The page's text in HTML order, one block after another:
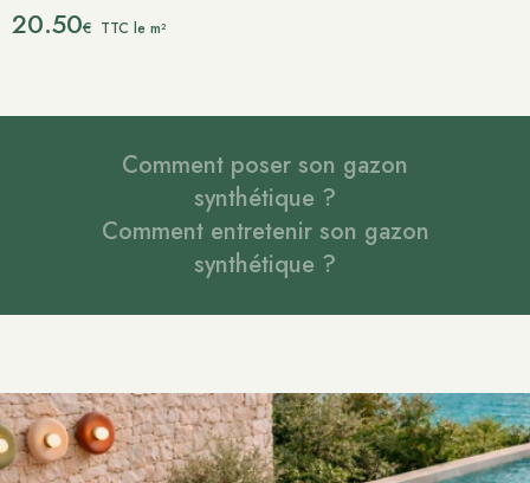
20.50€ TTC le m²
Comment poser son gazon
synthétique ?
Comment entretenir son gazon
synthétique ?